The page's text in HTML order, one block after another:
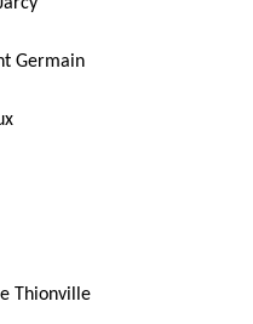
Germain
Thionville